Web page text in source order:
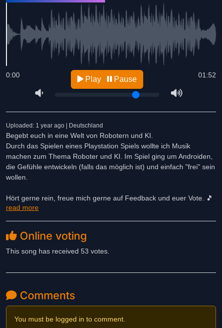
01:52
0:00 Play Pause
Uploaded: 1 year ago | Deutschland
Begebt euch in eine Welt von Robotern und KI.
Durch das Spielen eines Playstation Spiels wollte ich Musik
machen zum Thema Roboter und KI. Im Spiel ging um Androiden,
die Gefühle entwickeln (falls das möglich ist) und einfach "frei" sein
wollen.
Hört gerne rein, freue mich gerne auf Feedback und euer Vote. 🎵
🤗🎶
Ganz viel Spaß allen und viel Glück beim Contest🍀🍀🍀
read more
Online voting
This song has received 53 votes.
Comments
You must be logged in to comment.